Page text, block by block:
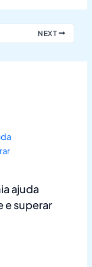
NEXT
ajuda
e superar